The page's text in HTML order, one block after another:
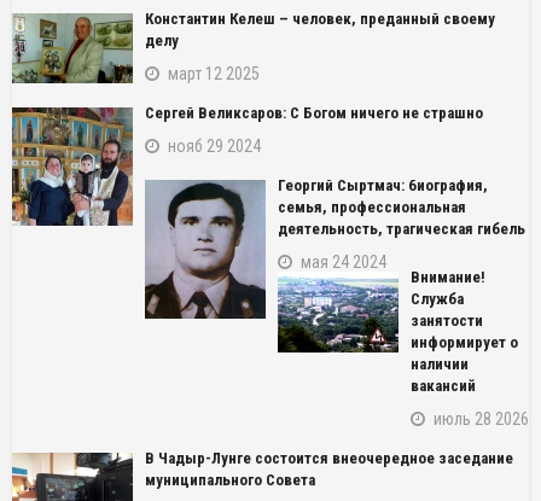
Константин Келеш – человек, преданный своему
делу
март 12 2025
Сергей Великсаров: С Богом ничего не страшно
нояб 29 2024
Георгий Сыртмач: биография,
семья, профессиональная
деятельность, трагическая гибель
мая 24 2024
Внимание!
Служба
занятости
информирует о
наличии
вакансий
июль 28 2026
В Чадыр-Лунге состоится внеочередное заседание
муниципального Совета